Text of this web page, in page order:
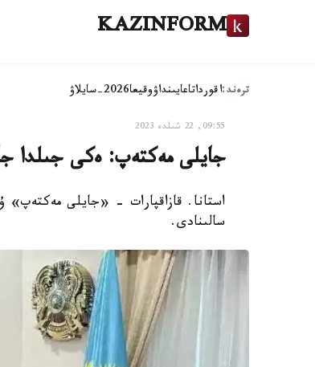
KAZINFORM
ترەند:اقورداتاعايىنداۋوقيعا2026-سايلاۋ
09:55, 22 شىلدە 2023
جايلى مەكتەپ: ەكى جىلدا جاڭا
سالىنادى.